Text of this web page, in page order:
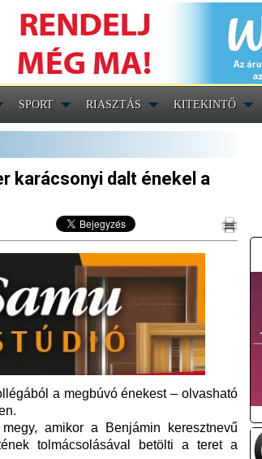
SPORT RIASZTÁS KITEKINTŐ
karácsonyi dalt énekel a
a megbúvó énekest – olvasható
amikor a Benjámin keresztnevű
tolmácsolásával betölti a teret a